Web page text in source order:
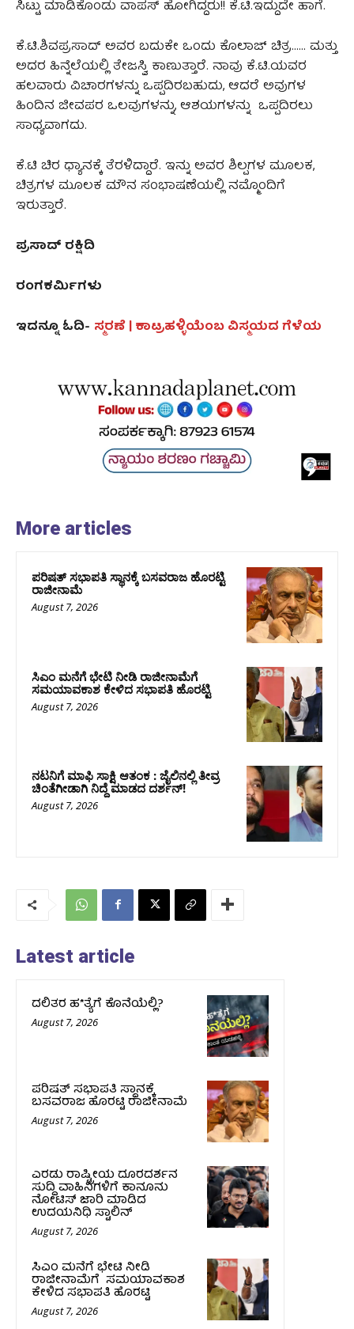
ಸಿಟ್ಟು ಮಾಡಿಕೊಂಡು ವಾಪಸ್‌ ಹೋಗಿದ್ದರು!! ಕೆ.ಟಿ.ಇದ್ದುದೇ ಹಾಗೆ.
ಕೆ.ಟಿ.ಶಿವಪ್ರಸಾದ್ ಅವರ ಬದುಕೇ ಒಂದು ಕೊಲಾಜ್ ಚಿತ್ರ…… ಮತ್ತು
ಅದರ ಹಿನ್ನೆಲೆಯಲ್ಲಿ ತೇಜಸ್ವಿ ಕಾಣುತ್ತಾರೆ. ನಾವು ಕೆ.ಟಿ.ಯವರ
ಹಲವಾರು ವಿಚಾರಗಳನ್ನು ಒಪ್ಪದಿರಬಹುದು, ಆದರೆ ಅವುಗಳ
ಹಿಂದಿನ ಜೀವಪರ ಒಲವುಗಳನ್ನು, ಆಶಯಗಳನ್ನು ಒಪ್ಪದಿರಲು
ಸಾಧ್ಯವಾಗದು.
ಕೆ.ಟಿ ಚಿರ ಧ್ಯಾನಕ್ಕೆ ತೆರಳಿದ್ದಾರೆ. ಇನ್ನು ಅವರ ಶಿಲ್ಪಗಳ ಮೂಲಕ,
ಚಿತ್ರಗಳ ಮೂಲಕ ಮೌನ ಸಂಭಾಷಣೆಯಲ್ಲಿ ನಮ್ಮೊಂದಿಗೆ
ಇರುತ್ತಾರೆ.
ಪ್ರಸಾದ್‌ ರಕ್ಷಿದಿ
ರಂಗಕರ್ಮಿಗಳು
ಇದನ್ನೂ ಓದಿ- ಸ್ಮರಣೆ | ಕಾಟ್ರಹಳ್ಳಿಯೆಂಬ ವಿಸ್ಮಯದ ಗೆಳೆಯ
More articles
ಪರಿಷತ್‌ ಸಭಾಪತಿ ಸ್ಥಾನಕ್ಕೆ ಬಸವರಾಜ ಹೊರಟ್ಟಿ
ರಾಜೀನಾಮೆ
August 7, 2026
ಸಿಎಂ ಮನೆಗೆ ಭೇಟಿ ನೀಡಿ ರಾಜೀನಾಮೆಗೆ
ಸಮಯಾವಕಾಶ ಕೇಳಿದ ಸಭಾಪತಿ ಹೊರಟ್ಟಿ
August 7, 2026
ನಟನಿಗೆ ಮಾಫಿ ಸಾಕ್ಷಿ ಆತಂಕ : ಜೈಲಿನಲ್ಲಿ ತೀವ್ರ
ಚಿಂತೆಗೀಡಾಗಿ ನಿದ್ದೆ ಮಾಡದ ದರ್ಶನ್!
August 7, 2026
Latest article
ದಲಿತರ ಹ*ತ್ಯೆಗೆ ಕೊನೆಯೆಲ್ಲಿ?
August 7, 2026
ಪರಿಷತ್‌ ಸಭಾಪತಿ ಸ್ಥಾನಕ್ಕೆ
ಬಸವರಾಜ ಹೊರಟ್ಟಿ ರಾಜೀನಾಮೆ
August 7, 2026
ಎರಡು ರಾಷ್ಟ್ರೀಯ ದೂರದರ್ಶನ
ಸುದ್ದಿ ವಾಹಿನಿಗಳಿಗೆ ಕಾನೂನು
ನೋಟಿಸ್ ಜಾರಿ ಮಾಡಿದ
ಉದಯನಿಧಿ ಸ್ಟಾಲಿನ್
August 7, 2026
ಸಿಎಂ ಮನೆಗೆ ಭೇಟಿ ನೀಡಿ
ರಾಜೀನಾಮೆಗೆ ಸಮಯಾವಕಾಶ
ಕೇಳಿದ ಸಭಾಪತಿ ಹೊರಟ್ಟಿ
August 7, 2026